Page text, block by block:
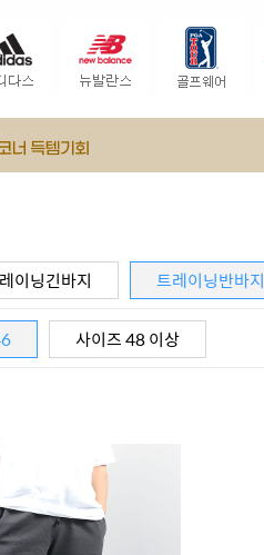
이닝긴바지 트레이닝반바지
사이즈 48 이상